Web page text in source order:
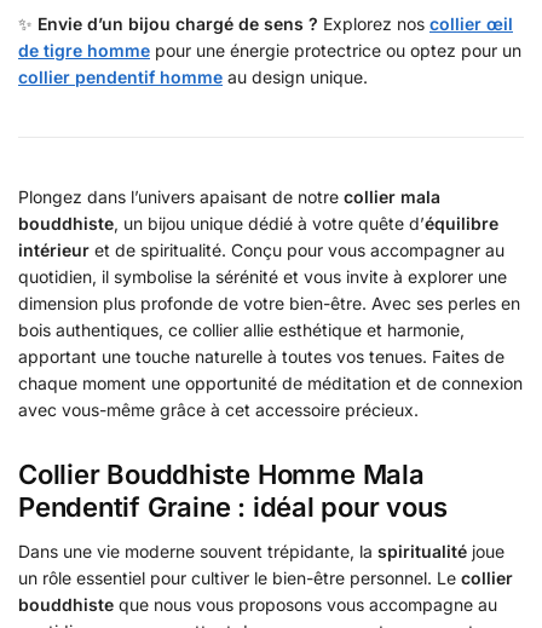
✨ Envie d’un bijou chargé de sens ? Explorez nos collier œil
de tigre homme pour une énergie protectrice ou optez pour un
collier pendentif homme au design unique.
Plongez dans l’univers apaisant de notre collier mala
bouddhiste, un bijou unique dédié à votre quête d’équilibre
intérieur et de spiritualité. Conçu pour vous accompagner au
quotidien, il symbolise la sérénité et vous invite à explorer une
dimension plus profonde de votre bien-être. Avec ses perles en
bois authentiques, ce collier allie esthétique et harmonie,
apportant une touche naturelle à toutes vos tenues. Faites de
chaque moment une opportunité de méditation et de connexion
avec vous-même grâce à cet accessoire précieux.
Collier Bouddhiste Homme Mala
Pendentif Graine : idéal pour vous
Dans une vie moderne souvent trépidante, la spiritualité joue
un rôle essentiel pour cultiver le bien-être personnel. Le collier
bouddhiste que nous vous proposons vous accompagne au